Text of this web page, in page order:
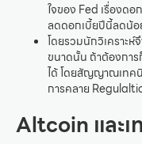
ใจของ Fed เรื่องดอ
ลดดอกเบี้ยปีนี้ลดน้
โดยรวมนักวิเคราะห์
ขนาดนั้น ถ้าต้องการ
ได้ โดยสัญญาณเทค
การคลาย
Altcoin และ